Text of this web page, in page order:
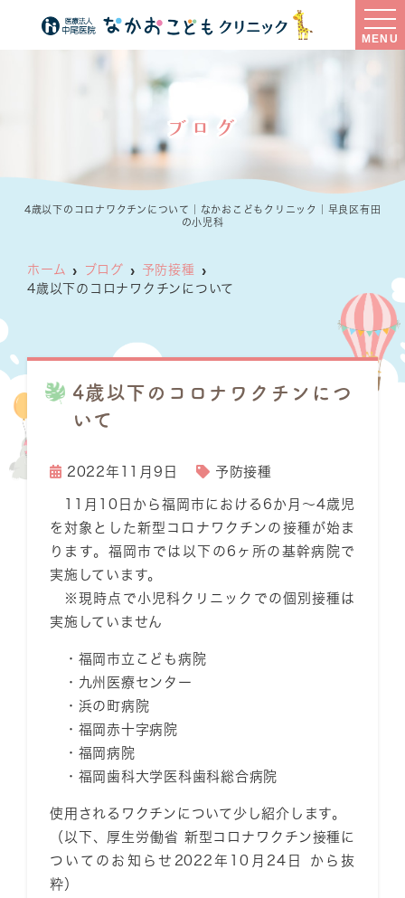
MENU
ブログ
4歳以下のコロナワクチンについて｜なかおこどもクリニック｜早良区有田
の小児科
ホーム ブログ
予防接種
4歳以下のコロナワクチンについて
4歳以下のコロナワクチンにつ
いて
2022年11月9日 予防接種
11月10日から福岡市における 6か月〜4歳児
を対象とした新型コロナワクチンの接種が始ま
ります。福岡市では以下の6ヶ所の基幹病院で
実施しています。
※現時点で小児科クリニックでの個別接種は
実施していません
・福岡市立こども病院
・九州医療センター
・浜の町病院
・福岡赤十字病院
・福岡病院
・福岡歯科大学医科歯科総合病院
使用されるワクチンについて少し紹介します。
（以下、厚生労働省 新型コロナワクチン接種に
ついてのお知らせ2022年10月24日 から抜
粋）